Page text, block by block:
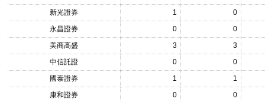
新光證券
1
0
永昌證券
0
0
美商高盛
3
3
中信託證
0
0
國泰證券
1
1
康和證券
0
0